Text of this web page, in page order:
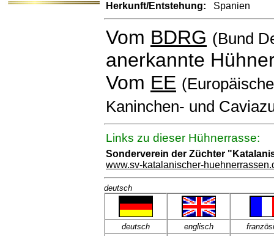
Herkunft/Entstehung: Spanien
Vom BDRG (Bund
anerkannte
Vom EE
Kaninchen- und
Links zu dieser Hühnerrasse:
Sonderverein der Züchter
www.sv-katalanischer-
deutsch
deutsch englisch